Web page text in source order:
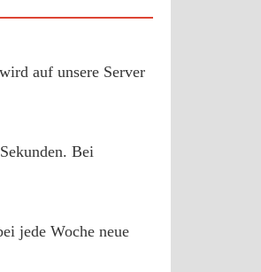
auf unsere Server
Bei
jede Woche neue